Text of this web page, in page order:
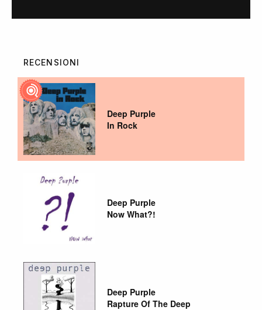
RECENSIONI
Deep Purple
In Rock
Deep Purple
Now What?!
Deep Purple
Rapture Of The Deep